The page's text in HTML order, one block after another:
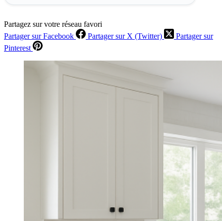
Partagez sur votre réseau favori
Partager sur Facebook
Partager sur X (Twitter)
Partager sur
Pinterest